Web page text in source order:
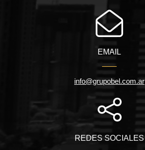
EMAIL
info@grupobel.com.ar
REDES SOCIALES